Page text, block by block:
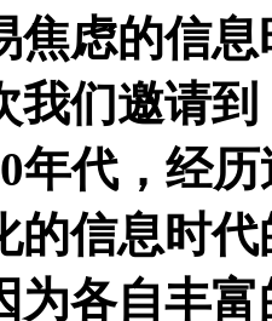
焦虑的信
我们邀请
年代，经
的信息时
为各自丰